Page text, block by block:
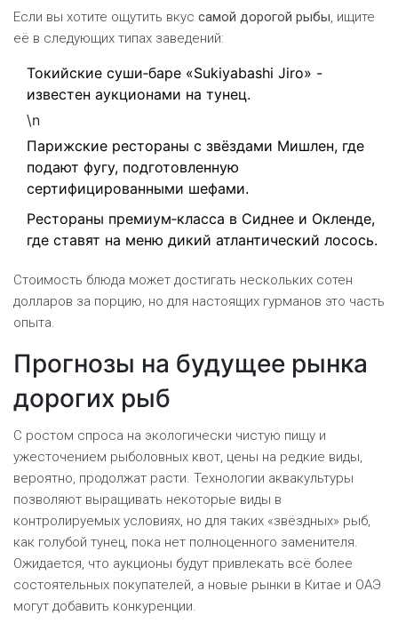
Если вы хотите ощутить вкус самой дорогой рыбы, ищите
её в следующих типах заведений:
Токийские суши‑баре «Sukiyabashi Jiro» -
известен аукционами на тунец.
\n
Парижские рестораны с звёздами Мишлен, где
подают фугу, подготовленную
сертифицированными шефами.
Рестораны премиум‑класса в Сиднее и Окленде,
где ставят на меню дикий атлантический лосось.
Стоимость блюда может достигать нескольких сотен
долларов за порцию, но для настоящих гурманов это часть
опыта.
Прогнозы на будущее рынка
дорогих рыб
С ростом спроса на экологически чистую пищу и
ужесточением рыболовных квот, цены на редкие виды,
вероятно, продолжат расти. Технологии аквакультуры
позволяют выращивать некоторые виды в
контролируемых условиях, но для таких «звёздных» рыб,
как голубой тунец, пока нет полноценного заменителя.
Ожидается, что аукционы будут привлекать всё более
состоятельных покупателей, а новые рынки в Китае и ОАЭ
могут добавить конкуренции.